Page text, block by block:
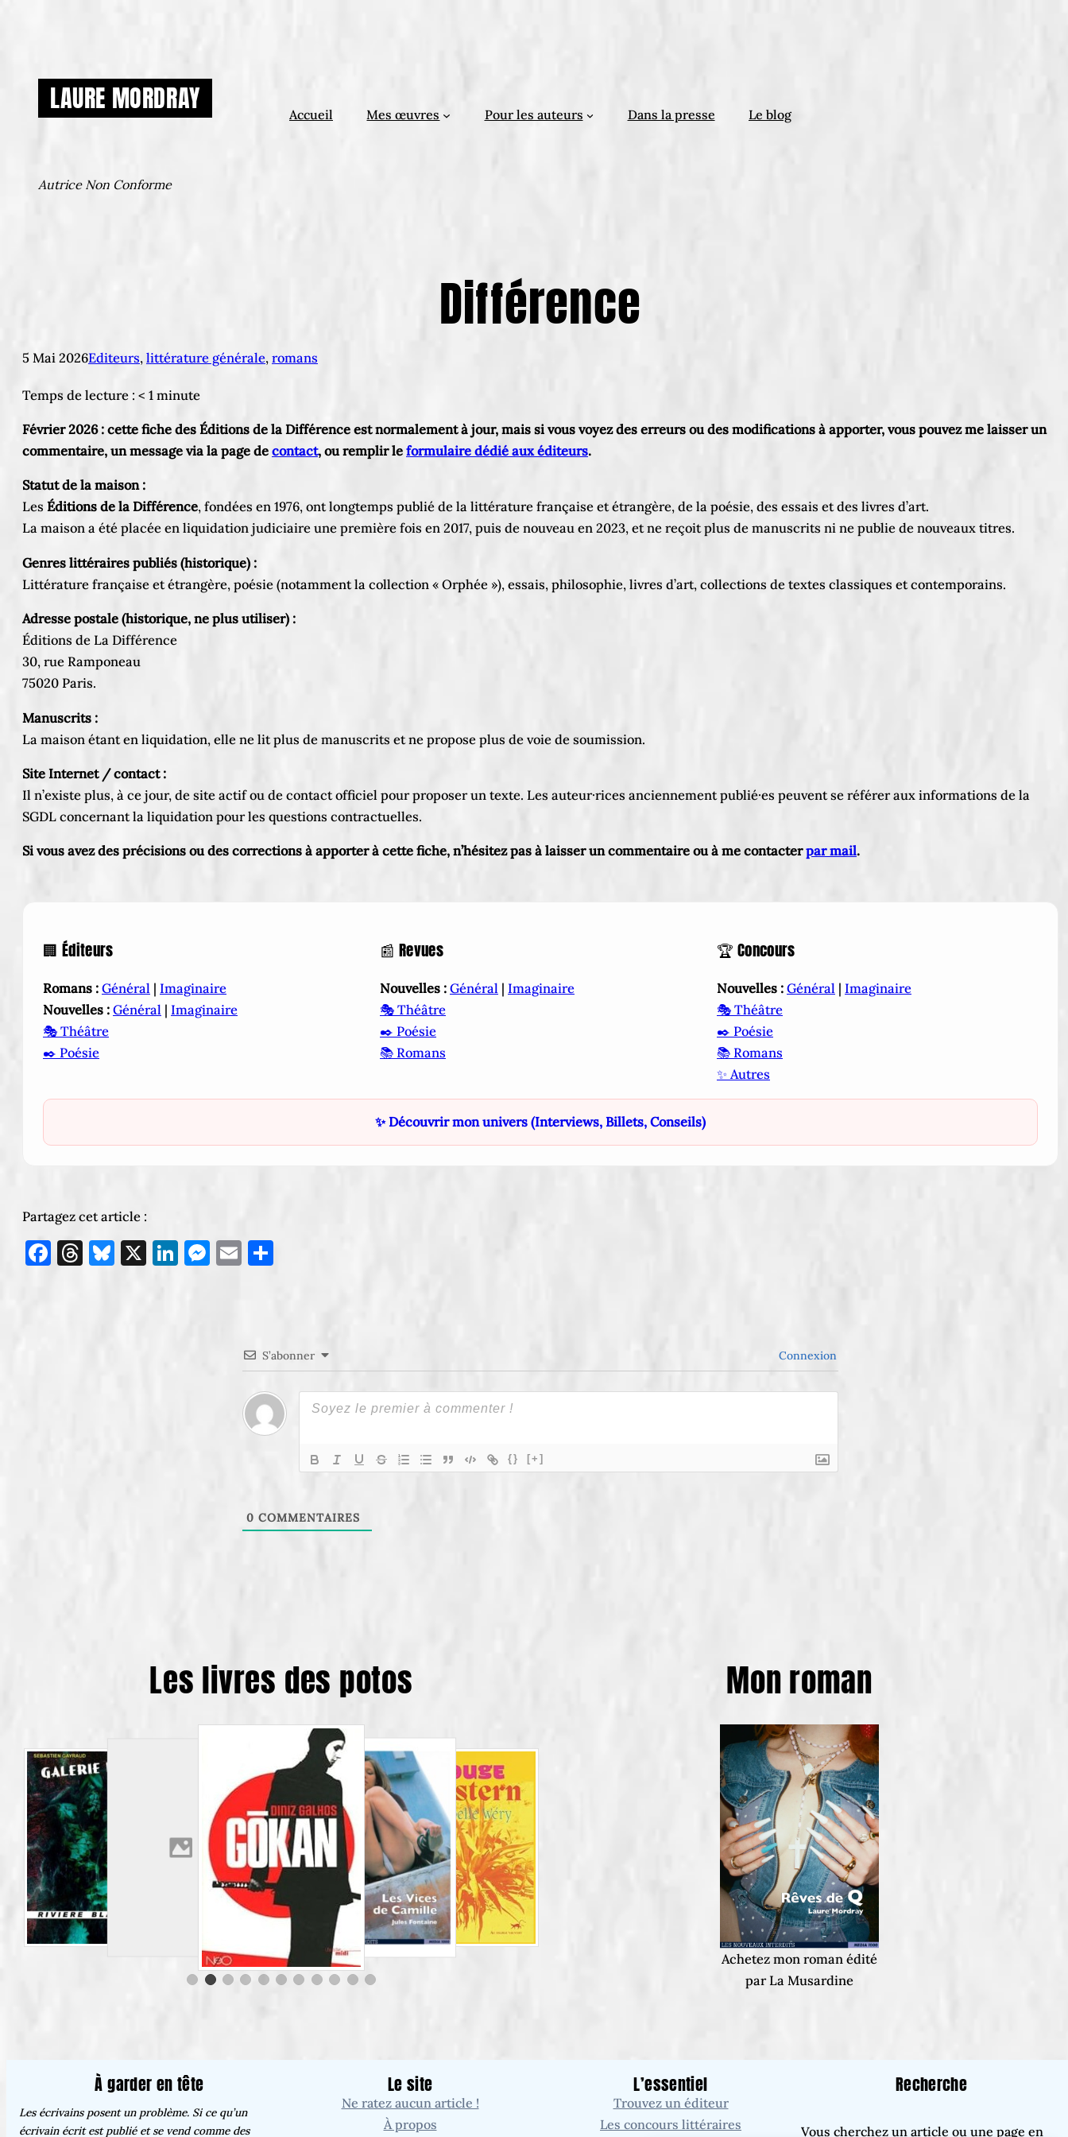
LAURE MORDRAY
Autrice Non Conforme
Accueil Mes œuvres Pour les auteurs Dans la presse Le blog
Différence
5 Mai 2026Editeurs, littérature générale, romans
Temps de lecture : < 1 minute
Février 2026 : cette fiche des Éditions de la Différence est normalement à jour, mais si vous voyez des erreurs ou des modifications à apporter, vous pouvez me laisser un
commentaire, un message via la page de contact, ou remplir le formulaire dédié aux éditeurs.
Statut de la maison :
Les Éditions de la Différence, fondées en 1976, ont longtemps publié de la littérature française et étrangère, de la poésie, des essais et des livres d’art.
La maison a été placée en liquidation judiciaire une première fois en 2017, puis de nouveau en 2023, et ne reçoit plus de manuscrits ni ne publie de nouveaux titres.
Genres littéraires publiés (historique) :
Littérature française et étrangère, poésie (notamment la collection « Orphée »), essais, philosophie, livres d’art, collections de textes classiques et contemporains.
Adresse postale (historique, ne plus utiliser) :
Éditions de La Différence
30, rue Ramponeau
75020 Paris.
Manuscrits :
La maison étant en liquidation, elle ne lit plus de manuscrits et ne propose plus de voie de soumission.
Site Internet / contact :
Il n’existe plus, à ce jour, de site actif ou de contact officiel pour proposer un texte. Les auteur·rices anciennement publié·es peuvent se référer aux informations de la
SGDL concernant la liquidation pour les questions contractuelles.
Si vous avez des précisions ou des corrections à apporter à cette fiche, n’hésitez pas à laisser un commentaire ou à me contacterpar mail.
🏢 Éditeurs
Romans : Général | Imaginaire
Nouvelles : Général | Imaginaire
🎭 Théâtre
✒️ Poésie
📰 Revues
Nouvelles : Général | Imaginaire
🎭 Théâtre
✒️ Poésie
📚 Romans
🏆 Concours
Nouvelles : Général | Imaginaire
🎭 Théâtre
✒️ Poésie
📚 Romans
✨ Autres
✨ Découvrir mon univers (Interviews, Billets, Conseils)
Partagez cet article :
Facebook
Threads
Bluesky
X LinkedIn
Messenger
Email
S’abonner Connexion
{} [+]
0 COMMENTAIRES
Les livres des potos Mon roman
Achetez mon roman édité
par La Musardine
À garder en tête
Les écrivains posent un problème. Si ce qu’un
écrivain écrit est publié et se vend comme des
Le site
Ne ratez aucun article !
À propos
L’essentiel
Trouvez un éditeur
Les concours littéraires
Recherche
Vous cherchez un article ou une page en